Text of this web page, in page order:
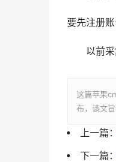
要先注册
以前采集
这篇苹果
布，该文
上一篇：
下一篇：